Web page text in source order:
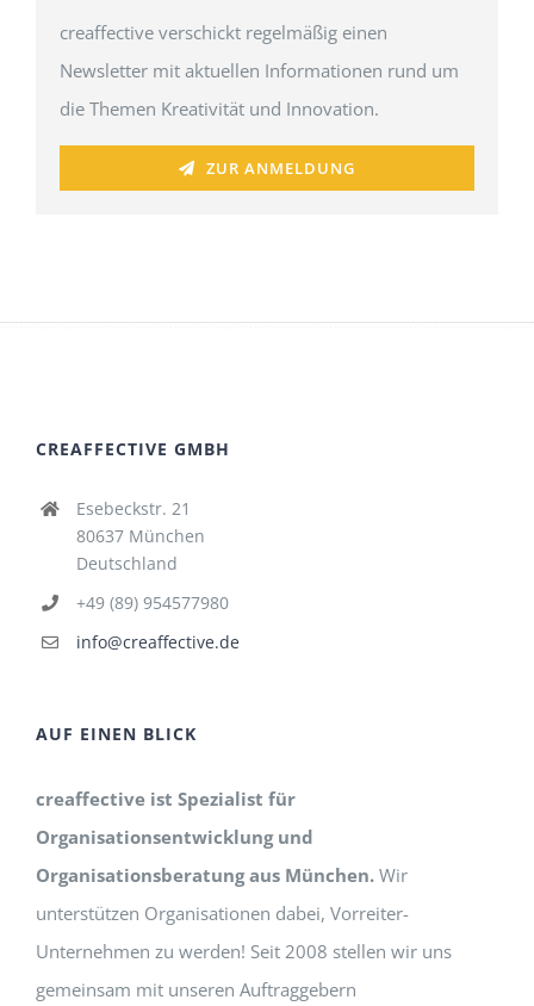
creaffective verschickt regelmäßig einen
Newsletter mit aktuellen Informationen rund um
die Themen Kreativität und Innovation.
ZUR ANMELDUNG
CREAFFECTIVE GMBH
Esebeckstr. 21
80637 München
Deutschland
+49 (89) 954577980
info@creaffective.de
AUF EINEN BLICK
creaffective ist Spezialist für
Organisationsentwicklung und
Organisationsberatung aus München. Wir
unterstützen Organisationen dabei, Vorreiter-
Unternehmen zu werden! Seit 2008 stellen wir uns
gemeinsam mit unseren Auftraggebern